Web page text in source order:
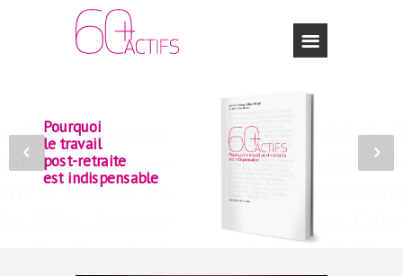
Pourquoi
le travail
post-retraite
est indispensable